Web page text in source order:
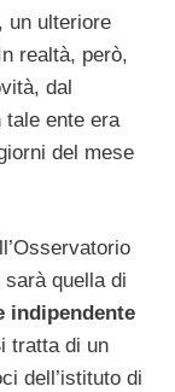
un ulteriore
realtà, però,
dal
tale ente era
del mese
quella di
indipendente
tratta di un
dell’istituto di